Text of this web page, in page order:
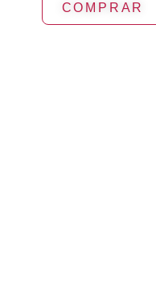
COMPRAR